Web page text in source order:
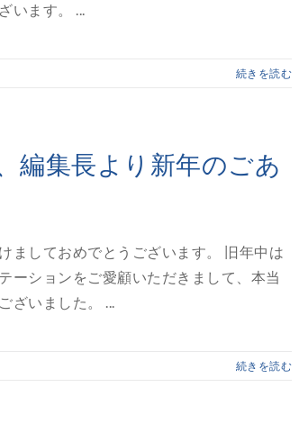
います。 ...
続きを読む
編集長より新年のごあ
ましておめでとうございます。 旧年中は
ーションをご愛顧いただきまして、本当
ざいました。 ...
続きを読む